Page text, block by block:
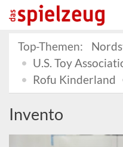
Top-Themen:
U.S. Toy
Rofu Kinderland
Invento